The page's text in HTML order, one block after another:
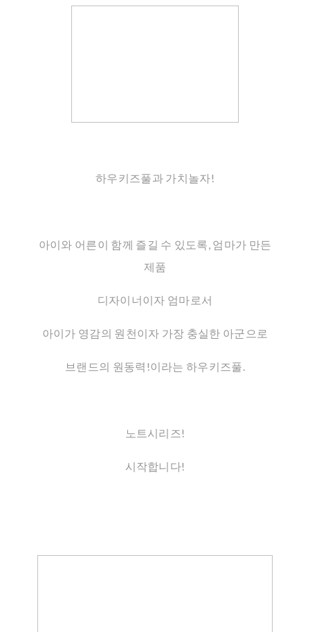
하우키즈풀과 가치놀자!
아이와 어른이 함께 즐길 수 있도록, 엄마가 만든
제품
디자이너이자 엄마로서
아이가 영감의 원천이자 가장 충실한 아군으로
브랜드의 원동력!이라는 하우키즈풀.
노트시리즈!
시작합니다!